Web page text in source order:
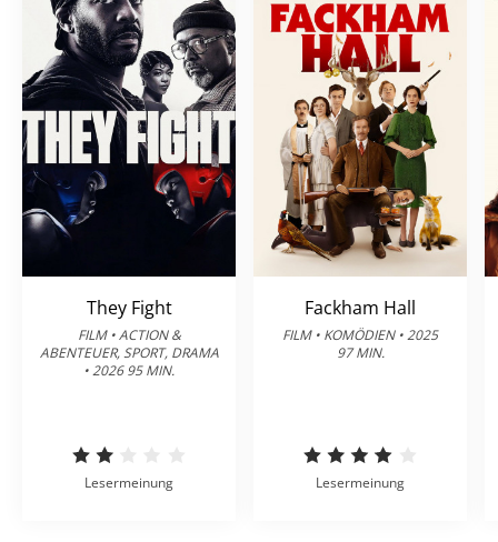
They Fight
FILM • ACTION &
ABENTEUER, SPORT, DRAMA
• 2026 95 MIN.
Lesermeinung
Fackham Hall
FILM • KOMÖDIEN • 2025
97 MIN.
Lesermeinung